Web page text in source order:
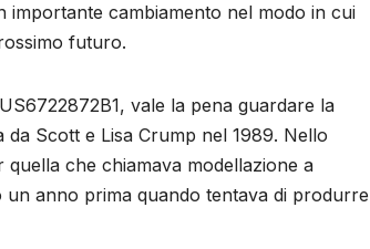
importante cambiamento nel modo in cui
futuro.
vale la pena guardare la
Scott e Lisa Crump nel 1989. Nello
che chiamava modellazione a
anno prima quando tentava di produrre